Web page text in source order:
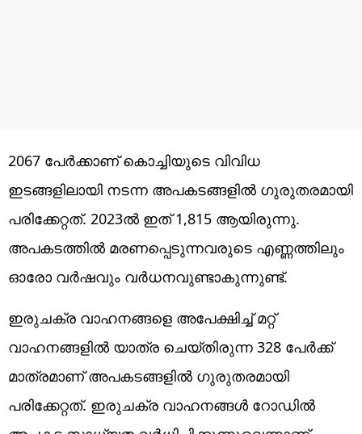
2067 പേര്‍ക്കാണ് കൊച്ചിയുടെ വിവിധ
ഇടങ്ങളിലായി നടന്ന അപകടങ്ങളില്‍ ഗുരുതരമായി
പരിക്കേറ്റത്. 2023ല്‍ ഇത് 1,815 ആയിരുന്നു.
അപകടത്തില്‍ മരണപ്പെടുന്നവരുടെ എണ്ണത്തിലും
ഓരോ വര്‍ഷവും വര്‍ധനവുണ്ടാകുന്നുണ്ട്.
ഇരുചക്ര വാഹനങ്ങളെ അപേക്ഷിച്ച് മറ്റ്
വാഹനങ്ങളില്‍ യാത്ര ചെയ്തിരുന്ന 328 പേര്‍ക്ക്
മാത്രമാണ് അപകടങ്ങളില്‍ ഗുരുതരമായി
പരിക്കേറ്റത്. ഇരുചക്ര വാഹനങ്ങള്‍ റോഡില്‍